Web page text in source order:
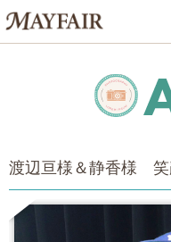
渡辺亘様＆静香様 笑